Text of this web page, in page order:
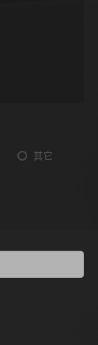
其它